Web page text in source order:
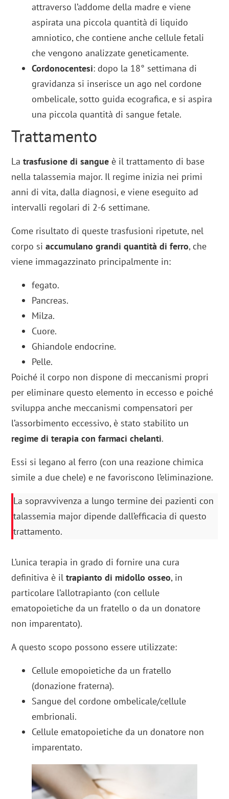
attraverso l’addome della madre e viene
aspirata una piccola quantità di liquido
amniotico, che contiene anche cellule fetali
che vengono analizzate geneticamente.
Cordonocentesi: dopo la 18° settimana di
gravidanza si inserisce un ago nel cordone
ombelicale, sotto guida ecografica, e si aspira
una piccola quantità di sangue fetale.
Trattamento
Latrasfusione di sangue è il trattamento di base
nella talassemia major. Il regime inizia nei primi
anni di vita, dalla diagnosi, e viene eseguito ad
intervalli regolari di 2-6 settimane.
Come risultato di queste trasfusioni ripetute, nel
corpo siaccumulano grandi quantità di ferro, che
viene immagazzinato principalmente in:
fegato.
Pancreas.
Milza.
Cuore.
Ghiandole endocrine.
Pelle.
Poiché il corpo non dispone di meccanismi propri
per eliminare questo elemento in eccesso e poiché
sviluppa anche meccanismi compensatori per
l’assorbimento eccessivo, è stato stabilito un
regime di terapia con farmaci chelanti.
Essi si legano al ferro (con una reazione chimica
simile a due chele) e ne favoriscono l’eliminazione.
La sopravvivenza a lungo termine dei pazienti con
talassemia major dipende dall’efficacia di questo
trattamento.
L’unica terapia in grado di fornire una cura
definitiva è iltrapianto di midollo osseo, in
particolare l’allotrapianto (con cellule
ematopoietiche da un fratello o da un donatore
non imparentato).
A questo scopo possono essere utilizzate:
Cellule emopoietiche da un fratello
(donazione fraterna).
Sangue del cordone ombelicale/cellule
embrionali.
Cellule ematopoietiche da un donatore non
imparentato.